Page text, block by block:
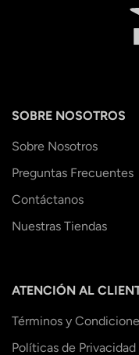
SOBRE NOSOTROS
Sobre Nosotros
Preguntas Frecuentes
Contáctanos
Nuestras Tiendas
ATENCIÓN AL
Términos y
Políticas de Privacidad